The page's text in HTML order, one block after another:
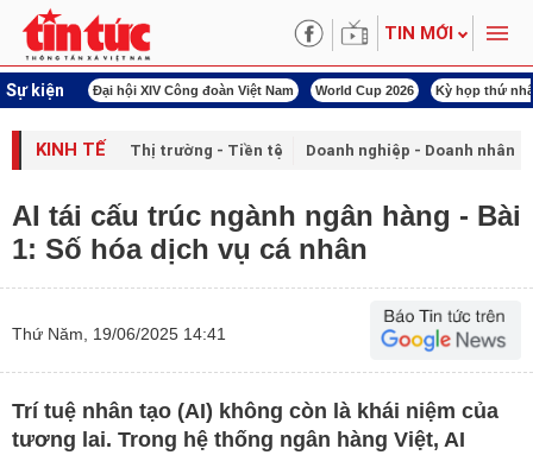
TIN MỚI
Sự kiện
ngày đêm Đại hội XIV Công đoàn Việt Nam World Cup 2026 Kỳ họp thứ
KINH TẾ Thị trường - Tiền tệ Doanh nghiệp - Doanh nhân
AI tái cấu trúc ngành ngân hàng - Bài
1: Số hóa dịch vụ cá nhân
Thứ Năm, 19/06/2025 14:41
Trí tuệ nhân tạo (AI) không còn là khái niệm của
tương lai. Trong hệ thống ngân hàng Việt, AI